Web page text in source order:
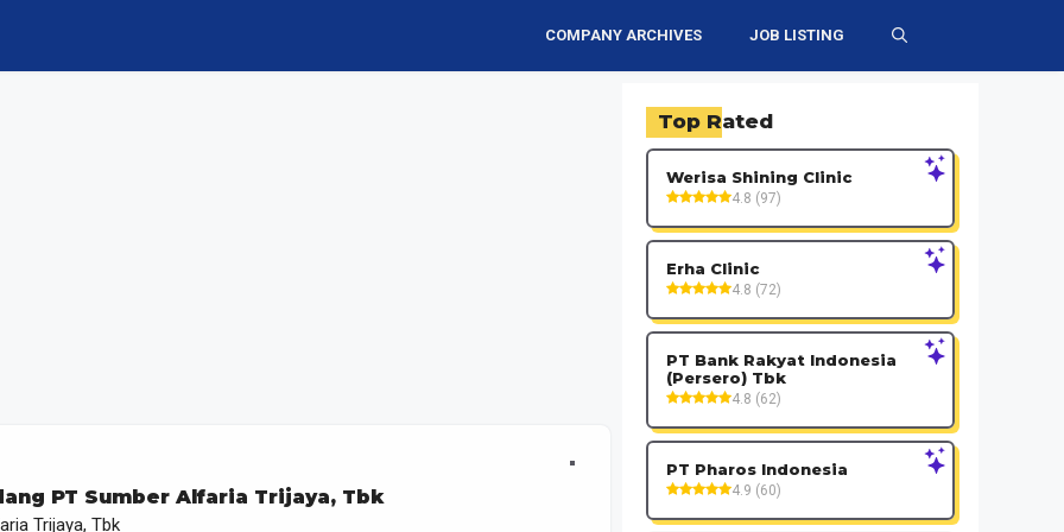
COMPANY ARCHIVES JOB LISTING
PT Sumber Alfaria Trijaya, Tbk
Trijaya, Tbk
Top Rated
Werisa Shining Clinic
4.8 (97)
Erha Clinic
4.8 (72)
PT Bank Rakyat Indonesia
(Persero) Tbk
4.8 (62)
PT Pharos Indonesia
4.9 (60)